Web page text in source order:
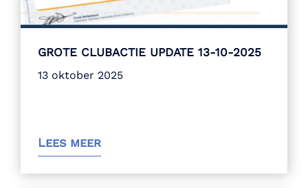
GROTE CLUBACTIE UPDATE 13-10-2025
13 oktober 2025
Lees meer